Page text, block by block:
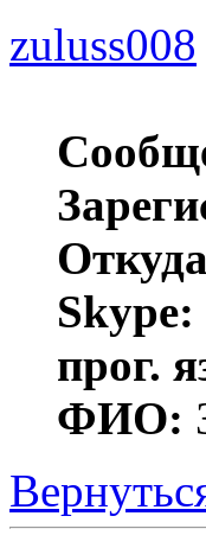
zuluss008
Skype:
прог.
ФИО: